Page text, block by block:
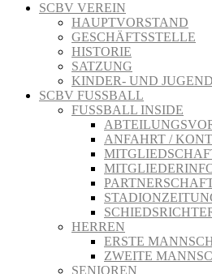
SCBV VEREIN
HAUPTVORSTAND
GESCHÄFTSSTELLE
HISTORIE
SATZUNG
KINDER- UND
SCBV FUSSBALL
FUSSBALL INSIDE
ANFAHRT /
HERREN
ERSTE
ZWEITE
SENIOREN